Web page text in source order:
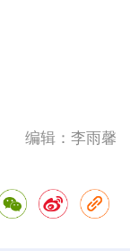
编辑：李雨馨